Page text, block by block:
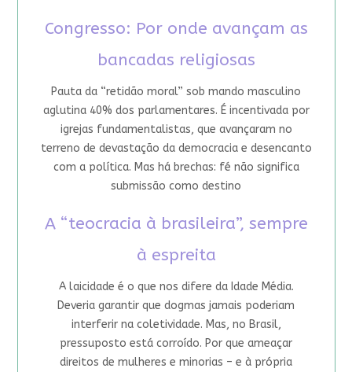
Congresso: Por onde avançam as
bancadas religiosas
Pauta da “retidão moral” sob mando masculino
aglutina 40% dos parlamentares. É incentivada por
igrejas fundamentalistas, que avançaram no
terreno de devastação da democracia e desencanto
com a política. Mas há brechas: fé não significa
submissão como destino
A “teocracia à brasileira”, sempre
à espreita
A laicidade é o que nos difere da Idade Média.
Deveria garantir que dogmas jamais poderiam
interferir na coletividade. Mas, no Brasil,
pressuposto está corroído. Por que ameaçar
direitos de mulheres e minorias – e à própria